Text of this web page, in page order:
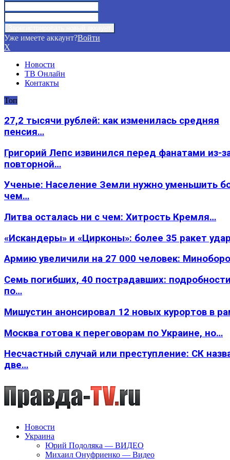
Уже имеете аккаунт?Войти
X
Новости
ТВ Онлайн
Контакты
Топ
27,2 тысячи рублей: как изменилась средняя
пенсия…
Григорий Лепс извинился перед фанатами из-
повторной…
Ученые: Население Земли нужно уменьшить
чем…
Литва осталась ни с чем: Хитрость Кремля…
«Искандеры» и «Цирконы»: более 35 ракет
Армию увеличили на 27 000 человек:
Семь погибших, 40 пострадавших:
по…
Мишустин анонсировал 12 новых курортов в
Москва готова к переговорам по Украине, но…
Несчастный случай или преступление: СК
две…
Новости
Украина
Юрий Подоляка — ВИДЕО
Михаил Онуфриенко — Видео